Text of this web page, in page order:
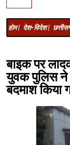
होम | देश-विदेश |
बाइक पर
युवक पुलिस ने
बदमाश किया